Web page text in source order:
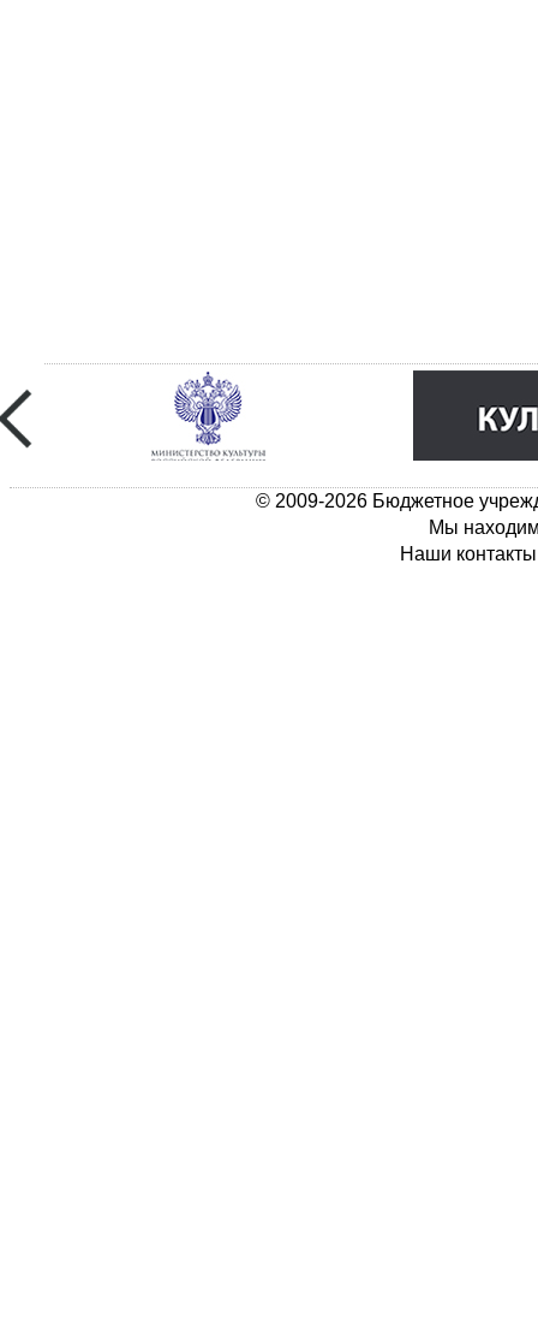
© 2009-2026 Бюджетное
Мы
Наши